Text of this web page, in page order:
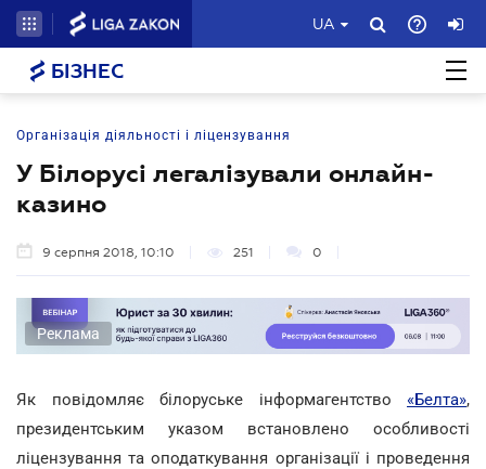
UA
БІЗНЕС
Організація діяльності і ліцензування
У Білорусі легалізували онлайн-
казино
9 серпня 2018, 10:10 251 0
Реклама
Як повідомляє білоруське інформагентство «Белта»,
президентським указом встановлено особливості
ліцензування та оподаткування організації і проведення